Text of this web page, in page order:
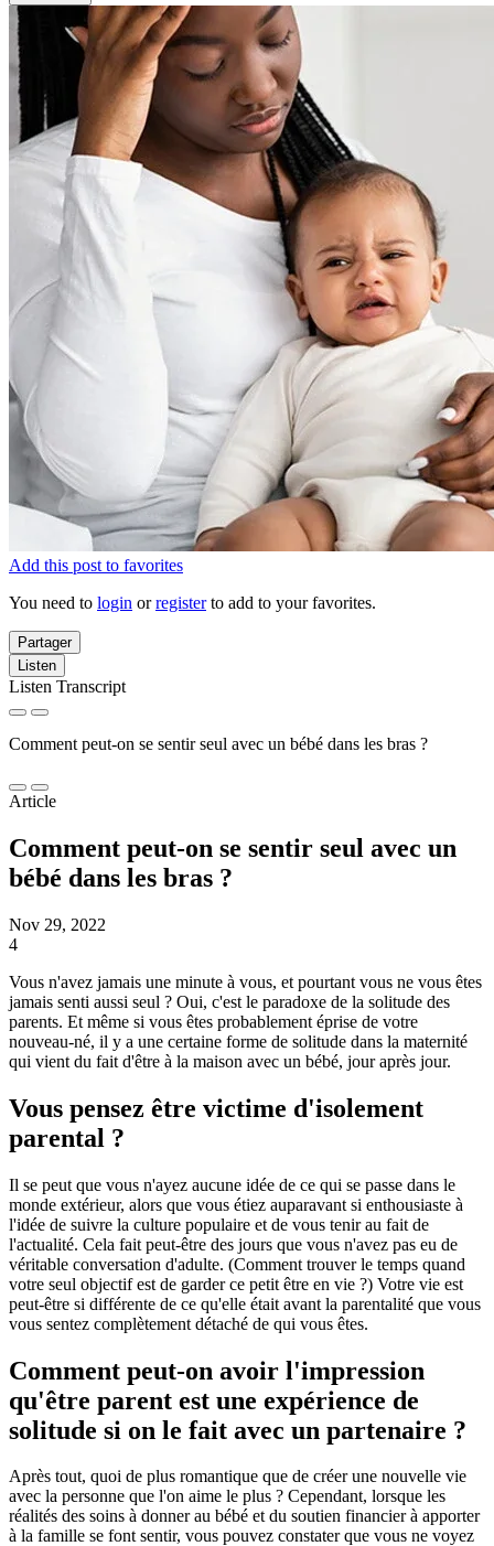
Add this post to favorites
You need to login orregisterto add to your favorites.
Partager
Listen
Listen Transcript
Comment peut-on se sentir seul avec un bébé dans les bras ?
Article
Comment peut-on se sentir seul avec un
bébé dans les bras ?
Nov 29, 2022
4
Vous n'avez jamais une minute à vous, et pourtant vous ne vous êtes
jamais senti aussi seul ? Oui, c'est le paradoxe de la solitude des
parents. Et même si vous êtes probablement éprise de votre
nouveau-né, il y a une certaine forme de solitude dans la maternité
qui vient du fait d'être à la maison avec un bébé, jour après jour.
Vous pensez être victime d'isolement
parental ?
Il se peut que vous n'ayez aucune idée de ce qui se passe dans le
monde extérieur, alors que vous étiez auparavant si enthousiaste à
l'idée de suivre la culture populaire et de vous tenir au fait de
l'actualité. Cela fait peut-être des jours que vous n'avez pas eu de
véritable conversation d'adulte. (Comment trouver le temps quand
votre seul objectif est de garder ce petit être en vie ?) Votre vie est
peut-être si différente de ce qu'elle était avant la parentalité que vous
vous sentez complètement détaché de qui vous êtes.
Comment peut-on avoir l'impression
qu'être parent est une expérience de
solitude si on le fait avec un partenaire ?
Après tout, quoi de plus romantique que de créer une nouvelle vie
avec la personne que l'on aime le plus ? Cependant, lorsque les
réalités des soins à donner au bébé et du soutien financier à apporter
à la famille se font sentir, vous pouvez constater que vous ne voyez